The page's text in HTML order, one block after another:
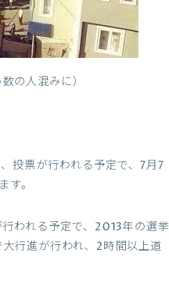
の人混みに）
投票が行われる予定で、7月7
。
われる予定で、2013年の選挙
行進が行われ、2時間以上道